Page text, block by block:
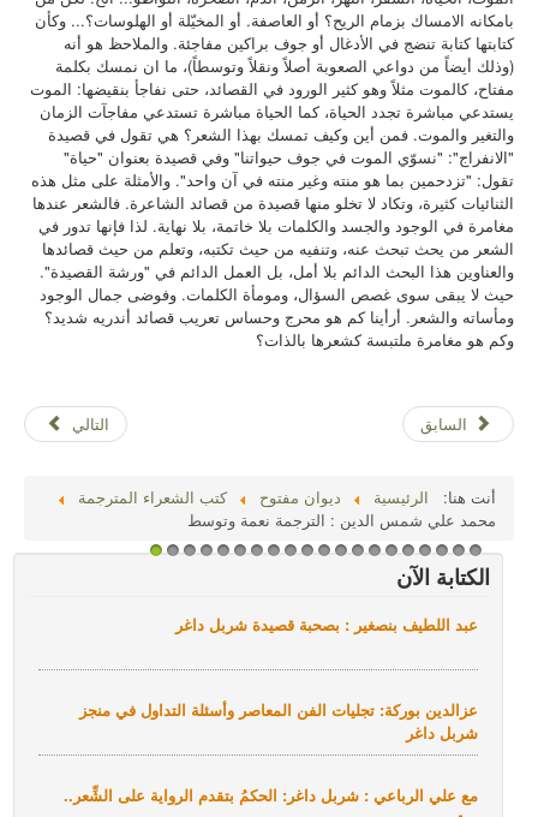
بامكانه الامساك بزمام الريح؟ أو العاصفة. أو المخيّلة أو الهلوسات؟... وكأن
كتابتها كتابة تنضج في الأدغال أو جوف براكين مفاجئة. والملاحظ هو أنه
(وذلك أيضاً من دواعي الصعوبة أصلاً ونقلاً وتوسطاً)، ما ان نمسك بكلمة
مفتاح، كالموت مثلاً وهو كثير الورود في القصائد، حتى نفاجأ بنقيضها: الموت
يستدعي مباشرة تجدد الحياة، كما الحياة مباشرة تستدعي مفاجآت الزمان
والتغير والموت. فمن أين وكيف تمسك بهذا الشعر؟ هي تقول في قصيدة
"الانفراج": "نسوّي الموت في جوف حيواتنا" وفي قصيدة بعنوان "حياة"
تقول: "تزدحمين بما هو منته وغير منته في آن واحد". والأمثلة على مثل هذه
الثنائيات كثيرة، وتكاد لا تخلو منها قصيدة من قصائد الشاعرة. فالشعر عندها
مغامرة في الوجود والجسد والكلمات بلا خاتمة، بلا نهاية. لذا فإنها تدور في
الشعر من يحث تبحث عنه، وتنفيه من حيث تكتبه، وتعلم من حيث قصائدها
والعناوين هذا البحث الدائم بلا أمل، بل العمل الدائم في "ورشة القصيدة".
حيث لا يبقى سوى غصص السؤال، ومومأة الكلمات. وفوضى جمال الوجود
ومأساته والشعر. أرأينا كم هو محرج وحساس تعريب قصائد أندريه شديد؟
وكم هو مغامرة ملتبسة كشعرها بالذات؟
السابق التالي
أنت هنا: الرئيسية ديوان مفتوح
كتب الشعراء المترجمة
محمد علي شمس الدين : الترجمة نعمة وتوسط
الكتابة الآن
1
6
1
7
1
8
1
9
2
0
عبد اللطيف بنصغير : بصحبة قصيدة شربل داغر
عزالدين بوركة: تجليات الفن المعاصر وأسئلة التداول في منجز
شربل داغر
مع علي الرباعي : شربل داغر: الحكمُ بتقدم الرواية على الشِّعر..